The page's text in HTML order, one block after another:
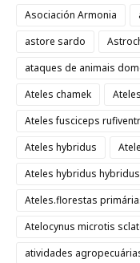
Asociación Armonia
astore sardo
ataques de animais
Ateles chamek
Ateles fusciceps
Ateles hybridus
Ateles hybridus hybridus
Ateles.florestas
Atelocynus microtis
atividades